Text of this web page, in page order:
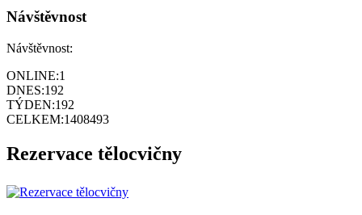
Návštěvnost
Návštěvnost:
ONLINE:1
DNES:192
TÝDEN:192
CELKEM:1408493
Rezervace tělocvičny